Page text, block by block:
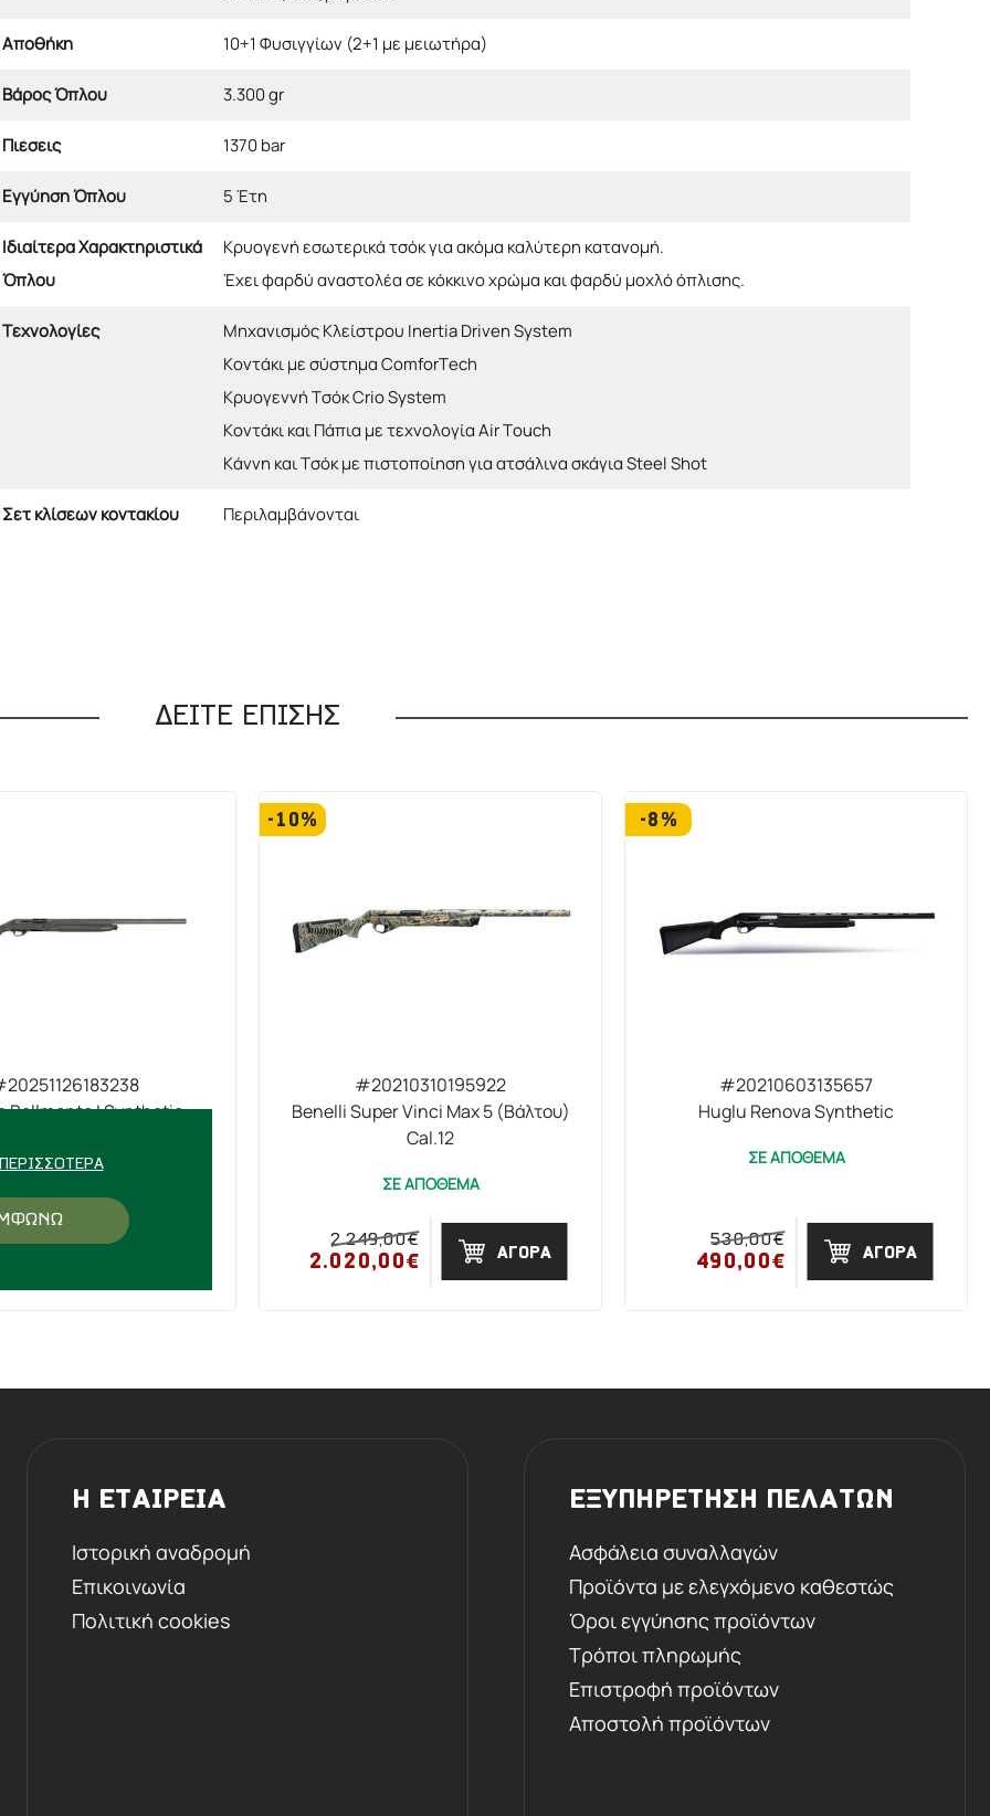
Αποθήκη 10+1 Φυσιγγίων (2+1 με μειωτήρα)
Βάρος Όπλου 3.300 gr
Πιέσεις 1370 bar
Εγγύηση Όπλου 5 Έτη
Ιδιαίτερα Χαρακτηριστικά
Όπλου
Κρυογενή εσωτερικά τσόκ για ακόμα καλύτερη κατανομή.
Έχει φαρδύ αναστολέα σε κόκκινο χρώμα και φαρδύ μοχλό όπλισης.
Τεχνολογίες
Μηχανισμός Κλείστρου Inertia Driven System
Κοντάκι με σύστημα ComforTech
Κρυογεννή Τσόκ Crio System
Κοντάκι και Πάπια με τεχνολογία Air Touch
Κάννη και Τσόκ με πιστοποίηση για ατσάλινα σκάγια Steel Shot
Σετ κλίσεων κοντακίου Περιλαμβάνονται
ΔΕΙΤΕ ΕΠΙΣΗΣ
Bellmonte I Synthetic
ΔΙΑΘΕΣΙΜΟ
#20210310195922
Benelli Super Vinci Max 5 (Βάλτου)
Cal.12
ΣΕ ΑΠΟΘΕΜΑ
2.249,00€
2.020,00€ ΑΓΟΡΑ
-10%
#20210603135657
Huglu Renova Synthetic
ΣΕ ΑΠΟΘΕΜΑ
530,00€
490,00€ ΑΓΟΡΑ
-8%
Η ΕΤΑΙΡΕΙΑ
Ιστορική αναδρομή
Επικοινωνία
Πολιτική cookies
ΕΞΥΠΗΡΕΤΗΣΗ ΠΕΛΑΤΩΝ
Ασφάλεια συναλλαγών
Προϊόντα με ελεγχόμενο καθεστώς
Όροι εγγύησης προϊόντων
Τρόποι πληρωμής
Επιστροφή προϊόντων
Αποστολή προϊόντων